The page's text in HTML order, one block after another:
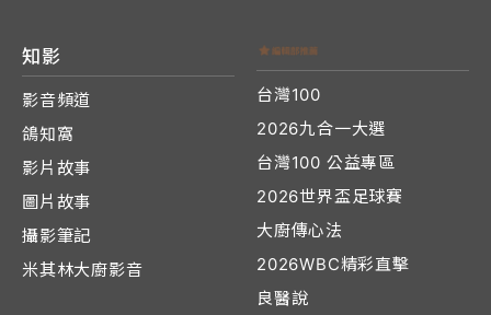
知影
影音頻道
鴿知窩
影片故事
圖片故事
攝影筆記
米其林大廚影音
台灣100
2026九合一大選
台灣100 公益專區
2026世界盃足球賽
大廚傳心法
2026WBC精彩直擊
良醫說